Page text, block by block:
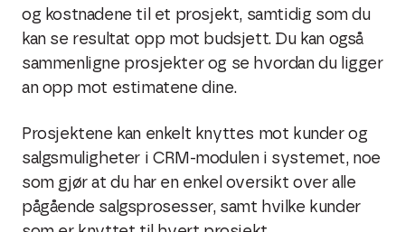
og kostnadene til et prosjekt, samtidig som du
kan se resultat opp mot budsjett. Du kan også
sammenligne prosjekter og se hvordan du ligger
an opp mot estimatene dine.
Prosjektene kan enkelt knyttes mot kunder og
salgsmuligheter i CRM-modulen i systemet, noe
som gjør at du har en enkel oversikt over alle
pågående salgsprosesser, samt hvilke kunder